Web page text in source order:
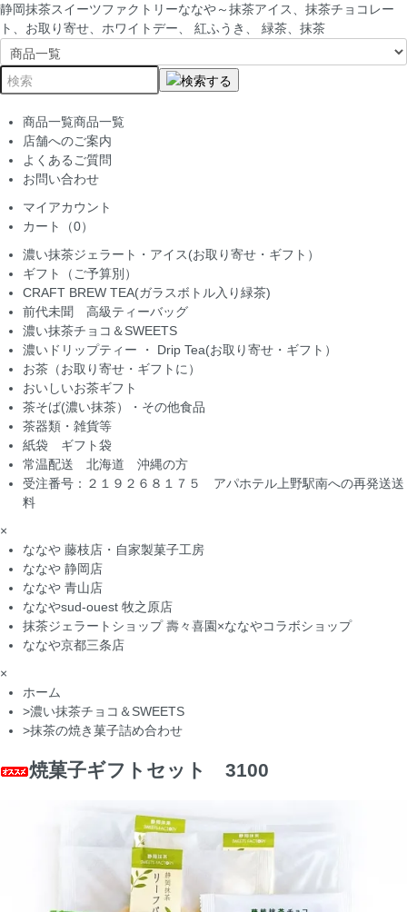
静岡抹茶スイーツファクトリーななや～抹茶アイス、抹茶チョコレー
ト、お取り寄せ、ホワイトデー、 紅ふうき、 緑茶、抹茶
商品一覧商品一覧
店舗へのご案内
よくあるご質問
お問い合わせ
マイアカウント
カート（0）
濃い抹茶ジェラート・アイス(お取り寄せ・ギフト）
ギフト（ご予算別）
CRAFT BREW TEA(ガラスボトル入り緑茶)
前代未聞 高級ティーバッグ
濃い抹茶チョコ＆SWEETS
濃いドリップティー ・ Drip Tea(お取り寄せ・ギフト）
お茶（お取り寄せ・ギフトに）
おいしいお茶ギフト
茶そば(濃い抹茶）・その他食品
茶器類・雑貨等
紙袋 ギフト袋
常温配送 北海道 沖縄の方
受注番号：２１９２６８１７５ アパホテル上野駅南への再発送送
料
×
ななや 藤枝店・自家製菓子工房
ななや 静岡店
ななや 青山店
ななやsud-ouest 牧之原店
抹茶ジェラートショップ 壽々喜園×ななやコラボショップ
ななや京都三条店
×
ホーム
>濃い抹茶チョコ＆SWEETS
>抹茶の焼き菓子詰め合わせ
焼菓子ギフトセット 3100